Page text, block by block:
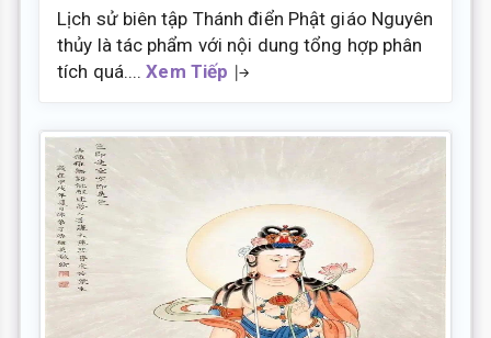
Lịch sử biên tập Thánh điển Phật giáo Nguyên
thủy là tác phẩm với nội dung tổng hợp phân
tích quá....Xem Tiếp